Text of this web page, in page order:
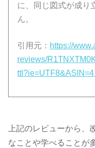
に、同じ図式が成り
ん。
引用元： https://
reviews/
上記のレビューから
なことや学べることが